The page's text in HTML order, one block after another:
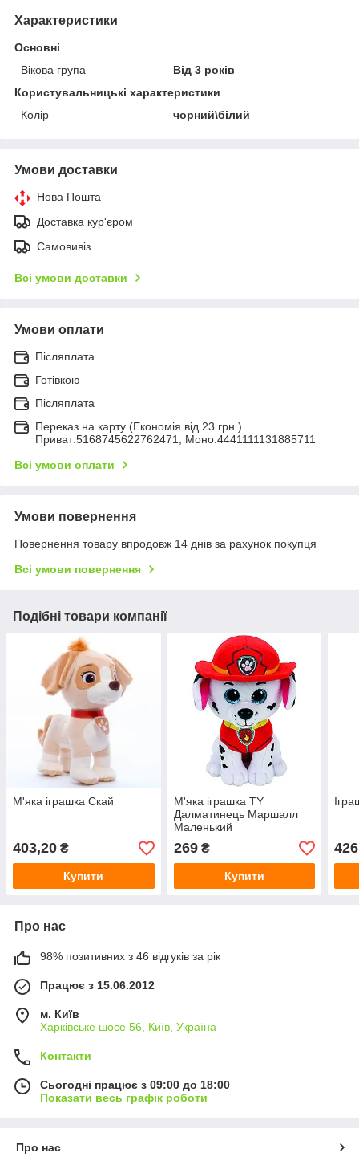
Характеристики
Основні
Вікова група
Від 3 років
Користувальницькі характеристики
Колір
чорний\білий
Умови доставки
Нова Пошта
Доставка кур'єром
Самовивіз
Всі умови доставки
Умови оплати
Післяплата
Готівкою
Післяплата
Переказ на карту (Економія від 23 грн.)
Приват:5168745622762471, Моно:4441111131885711
Всі умови оплати
Умови повернення
Повернення товару впродовж 14 днів за рахунок покупця
Всі умови повернення
Подібні товари компанії
М'яка іграшка Скай
403,20 ₴
Купити
М'яка іграшка TY
Далматинець Маршалл
Маленький
269₴
Купити
Про нас
98% позитивних з 46 відгуків за рік
Працює з 15.06.2012
м. Київ
Харківське шосе 56, Київ, Україна
Контакти
Сьогодні працює з 09:00 до 18:00
Показати весь графік роботи
Про нас